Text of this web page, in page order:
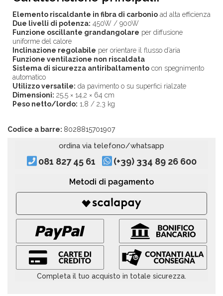
Elemento riscaldante in fibra di carbonio ad alta efficienza
Due livelli di potenza: 450W / 900W
Funzione oscillante grandangolare per diffusione
uniforme del calore
Inclinazione regolabile per orientare il flusso d’aria
Funzione ventilazione non riscaldata
Sistema di sicurezza antiribaltamento con spegnimento
automatico
Utilizzo versatile: da pavimento o su superfici rialzate
Dimensioni: 25,5 × 14,2 × 64 cm
Peso netto/lordo: 1,8 / 2,3 kg
Codice a barre: 8028815701907
ordina via telefono/whatsapp
081 827 45 61 (+39) 334 89 26 600
Metodi di pagamento
Completa il tuo acquisto in totale sicurezza.